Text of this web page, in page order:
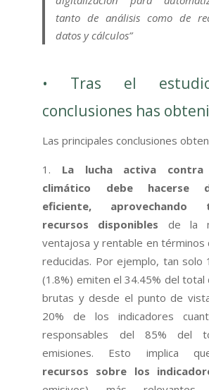
tanto de análisis como de
datos y cálculos”
• Tras el
conclusiones has
Las principales conclusiones
La lucha activa
climático debe hacerse
eficiente,
recursos disponibles de la
ventajosa y rentable en términos
reducidas. Por ejemplo, tan solo
(1.8%) emiten el 34.45% del total
brutas y desde el punto de
20% de los indicadores
responsables del 85% del
emisiones. Esto implica
recursos sobre los